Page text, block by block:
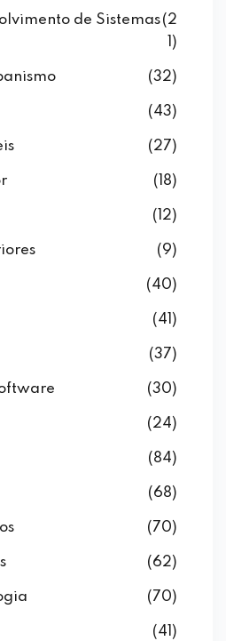
de Sistemas(2
1)
(32)
(43)
(27)
(18)
(12)
(9)
(40)
(41)
(37)
(30)
(24)
(84)
(68)
(70)
(62)
(70)
(41)